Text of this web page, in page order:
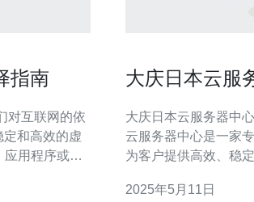
指南
和高效的虚
用程序或数
大庆日本云服
大庆日本云服务器中心：
云服务器中心是一家
为客户提供高效、稳
方案。 我们的服务器中心拥有以下特点： 1. 稳定性：我们
2025年5月11日